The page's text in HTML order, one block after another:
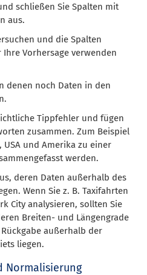
schließen Sie Spalten mit
aus.
und die Spalten
Vorhersage verwenden
denen noch Daten in den
Tippfehler und fügen
zusammen. Zum Beispiel
USA und Amerika zu einer
werden.
deren Daten außerhalb des
Wenn Sie z. B. Taxifahrten
City analysieren, sollten Sie
Breiten- und Längengrade
außerhalb der
liegen.
Normalisierung